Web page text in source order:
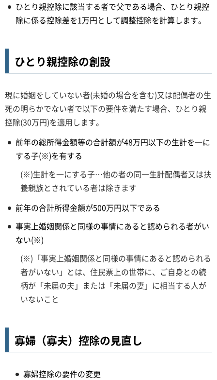
ひとり親控除に該当する者で父である場合、ひとり親控
除に係る控除差を1万円として調整控除を計算します。
ひとり親控除の創設
現に婚姻をしていない者(未婚の場合を含む)又は配偶者の生
死の明らかでない者で以下の要件を満たす場合、ひとり親
控除(30万円)を適用します。
前年の総所得金額等の合計額が48万円以下の生計を一に
する子(※)を有する
(※)生計を一にする子…他の者の同一生計配偶者又は扶
養親族とされている者は除きます
前年の合計所得金額が500万円以下である
事実上婚姻関係と同様の事情にあると認められる者がい
ない(※)
(※)「事実上婚姻関係と同様の事情にあると認められる
者がいない」とは、住民票上の世帯に、ご自身との続
柄が「未届の夫」または「未届の妻」に相当する人が
いないこと
寡婦（寡夫）控除の見直し
寡婦控除の要件の変更